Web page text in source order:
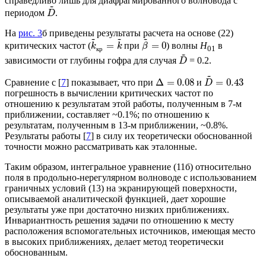
периодом D
~.
На рис. 3б приведены результаты расчета на основе (22)
критических частот (k
~
кр = k
~
при β
~
= 0) волны Н01 в
зависимости от глубины гофра для случая D
~ = 0.2.
Сравнение с [7] показывает, что при Δ = 0.08 и D
~
= 0.43
погрешность в вычислении критических частот по
отношению к результатам этой работы, полученным в 7-м
приближении, составляет ~0.1%; по отношению к
результатам, полученным в 13-м приближении, ~0.8%.
Результаты работы [7] в силу их теоретически обоснованной
точности можно рассматривать как эталонные.
Таким образом, интегральное уравнение (11б) относительно
поля в продольно-нерегулярном волноводе с использованием
граничных условий (13) на экранирующей поверхности,
описываемой аналитической функцией, дает хорошие
результаты уже при достаточно низких приближениях.
Инвариантность решения задачи по отношению к месту
расположения вспомогательных источников, имеющая место
в высоких приближениях, делает метод теоретически
обоснованным.